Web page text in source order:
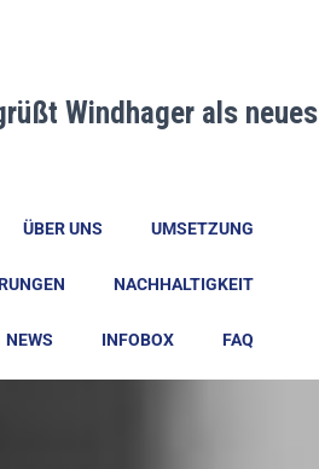
Windhager als neues
ÜBER UNS UMSETZUNG
NACHHALTIGKEIT
NEWS INFOBOX FAQ